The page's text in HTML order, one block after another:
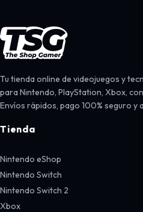
Tu tienda online de videojuegos y
para Nintendo, PlayStation, Xbox,
Envíos rápidos, pago 100% seguro
Tienda
Nintendo eShop
Nintendo Switch
Nintendo Switch 2
Xbox